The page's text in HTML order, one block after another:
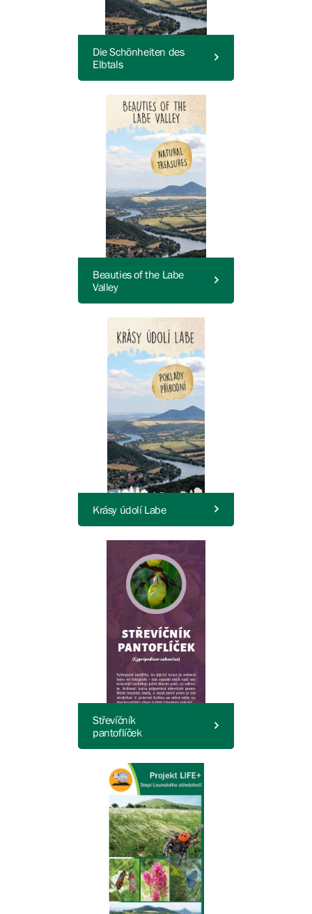
Die Schönheiten des
Elbtals
Beauties of the Labe
Valley
Krásy údolí Labe
Střevíčník
pantoflíček